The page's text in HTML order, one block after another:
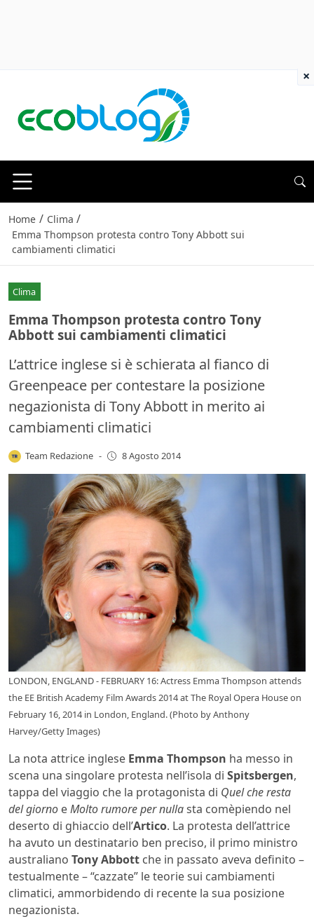
Home / Clima /
Emma Thompson protesta contro Tony Abbott sui
cambiamenti climatici
Clima
Emma Thompson protesta contro Tony
Abbott sui cambiamenti climatici
L’attrice inglese si è schierata al fianco di
Greenpeace per contestare la posizione
negazionista di Tony Abbott in merito ai
cambiamenti climatici
Team Redazione - 8 Agosto 2014
LONDON, ENGLAND - FEBRUARY 16: Actress Emma Thompson attends
the EE British Academy Film Awards 2014 at The Royal Opera House on
February 16, 2014 in London, England. (Photo by Anthony
Harvey/Getty Images)
La nota attrice inglese Emma Thompson ha messo in
scena una singolare protesta nell’isola di Spitsbergen,
tappa del viaggio che la protagonista di Quel che resta
del giorno eMolto rumore per nullasta comèpiendo nel
deserto di ghiaccio dell’Artico. La protesta dell’attrice
ha avuto un destinatario ben preciso, il primo ministro
australiano Tony Abbott che in passato aveva definito –
testualmente – “cazzate” le teorie sui cambiamenti
climatici, ammorbidendo di recente la sua posizione
negazionista.
×